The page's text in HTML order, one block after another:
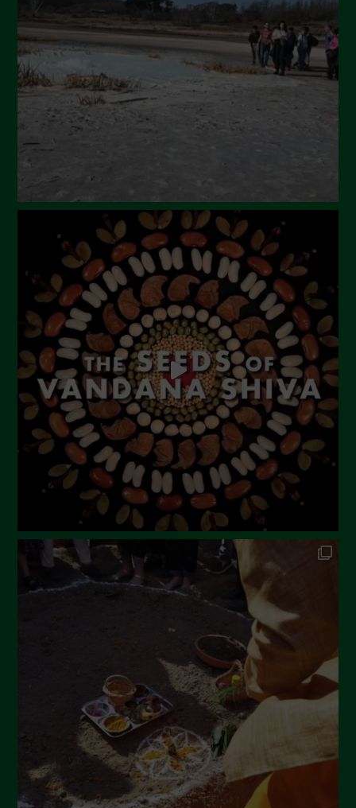
Luglio 2024
Maggio 2024
Aprile 2024
Marzo 2024
Febbraio 2024
Ottobre 2023
Settembre 2023
Agosto 2023
Luglio 2023
Giugno 2023
Maggio 2023
Aprile 2023
Marzo 2023
Febbraio 2023
Dicembre 2022
Novembre 2022
Ottobre 2022
Settembre 2022
Aprile 2022
Febbraio 2022
Gennaio 2022